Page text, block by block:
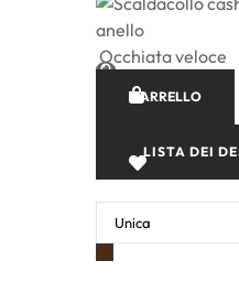
Occhiata veloce
CARRELLO
LISTA DEI
Marrone